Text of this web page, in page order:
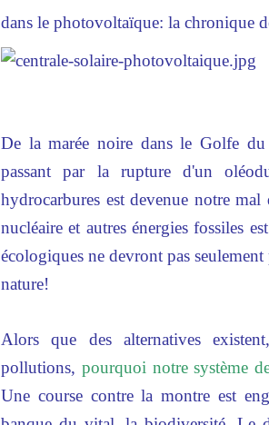
dans le photovoltaïque: la chronique
De la marée noire dans le Golfe
passant par la rupture d'un
hydrocarbures est devenue notre
nucléaire et autres énergies fossiles
écologiques ne devront pas
nature!
Alors que des alternatives
pollutions, pourquoi notre système
Une course contre la montre est